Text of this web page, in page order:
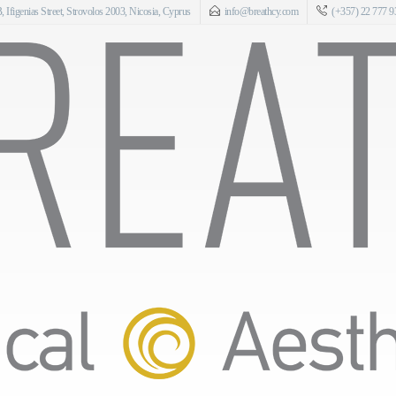
Ifigenias Street, Strovolos 2003, Nicosia, Cyprus info@breathcy.com (+357) 22 777